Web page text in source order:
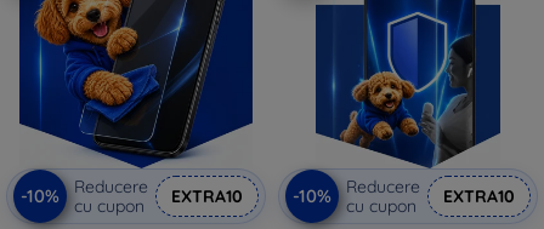
-10%
Reducere
cu cupon
EXTRA10 -10%
Reducere
cu cupon
EXTRA10